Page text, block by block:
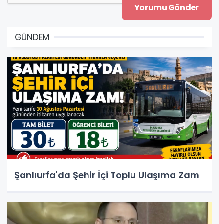
GÜNDEM
Şanlıurfa'da Şehir İçi Toplu Ulaşıma Zam